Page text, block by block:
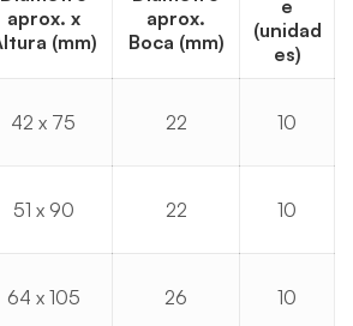
aprox. x
(mm)
aprox.
Boca (mm)
e
(unidad
es)
42 x 75 22 10
51 x 90 22 10
64 x 105 26 10